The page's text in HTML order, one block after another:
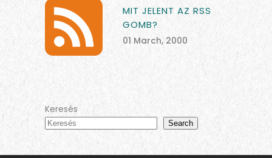
MIT JELENT AZ RSS
GOMB?
01 March, 2000
Keresés
Search